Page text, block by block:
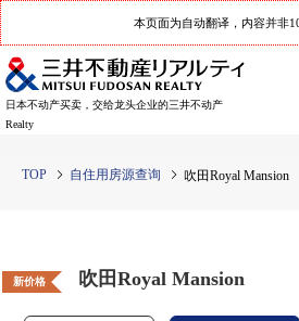
本页面为自动翻译，内容并非
日本不动产买卖，交给龙头企业的三井不动产
Realty
TOP 自住用房源查询 吹田Royal Mansion
新价格 吹田Royal Mansion